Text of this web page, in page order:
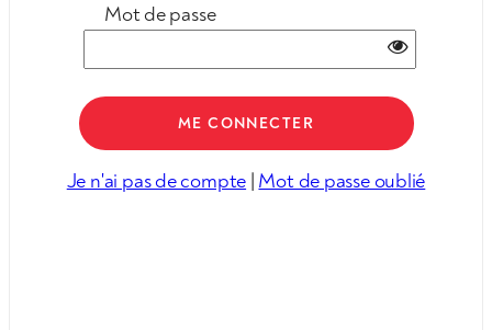
Mot de passe
Je n'ai pas de compte | Mot de passe oublié